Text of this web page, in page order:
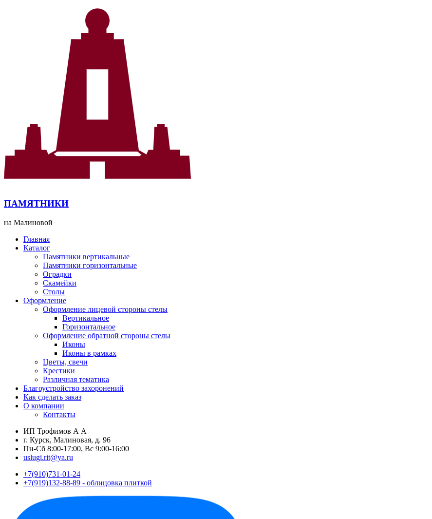
ПАМЯТНИКИ
на Малиновой
Главная
Каталог
Памятники вертикальные
Памятники горизонтальные
Оградки
Скамейки
Столы
Оформление
Оформление лицевой стороны стелы
Вертикальное
Горизонтальное
Оформление обратной стороны стелы
Иконы
Иконы в рамках
Цветы, свечи
Крестики
Различная тематика
Благоустройство захоронений
Как сделать заказ
О компании
Контакты
ИП Трофимов А А
г. Курск, Малиновая, д. 96
Пн-Сб 8:00-17:00, Вс 9:00-16:00
uslugi.rit@ya.ru
+7(910)731-01-24
+7(919)132-88-89 - облицовка плиткой